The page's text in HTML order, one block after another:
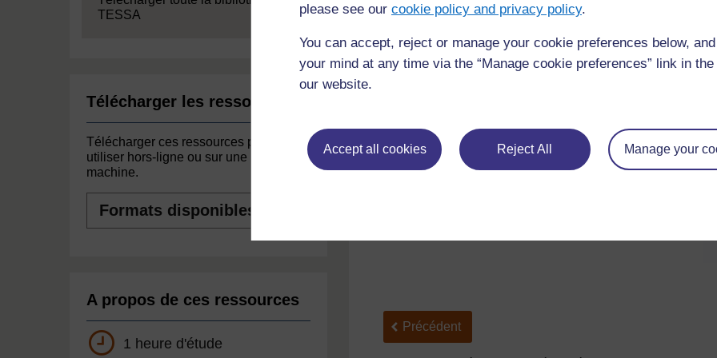
please see our cookie policy and privacy policy.
You can accept, reject or manage your cookie preferences below,
your mind at any time via the “Manage cookie preferences” link in
our website.
Accept all cookies Reject All Manage your
TESSA
Télécharger les ressources
Télécharger ces ressources pour les
utiliser hors-ligne ou sur une autre
machine.
disponibles
A propos de ces ressources
1 heure d'étude
Clip TESSA :Traduire le matériel TESSA
Mme Paulina Nghikemba, enseignante en Namibie,
Oshindonga mais n’a pu trouver aucun matériel TESSA
sélectionné une activité TESSA tirée du domaine
disponible en anglais. Elle a ensuite traduit certaines
Précédent
Précédent